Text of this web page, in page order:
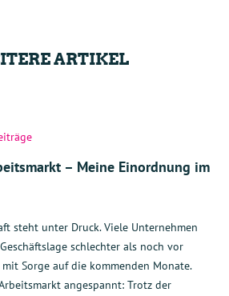
ARTIKEL
– Meine Einordnung im
steht unter Druck. Viele Unternehmen
schlechter als noch vor
Sorge auf die kommenden Monate.
angespannt: Trotz der